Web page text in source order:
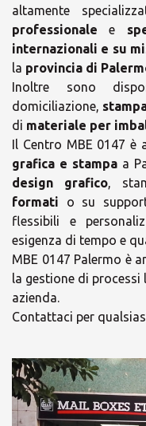
altamente
professionale e
internazionali e su
la provincia di
Inoltre sono
domiciliazione,
di materiale per
Il Centro MBE 0147
grafica e stampa a
design grafico,
formati o su
flessibili e
esigenza di tempo e
MBE 0147 Palermo è
la gestione di processi
azienda.
Contattaci per
Scegli